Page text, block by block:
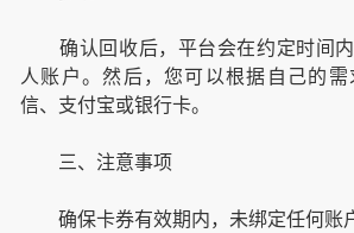
确认回收后，平台会在约定时间
人账户。然后，您可以根据自己的
信、支付宝或银行卡。
三、注意事项
确保卡券有效期内，未绑定任何账